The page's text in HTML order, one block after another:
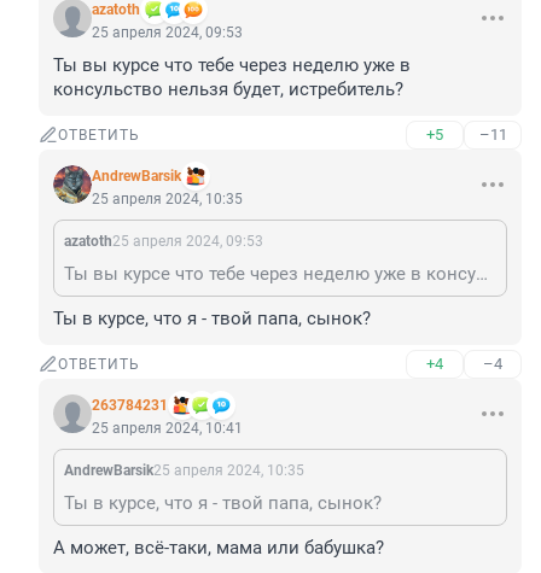
azatoth
25 апреля 2024, 09:53
Ты вы курсе что тебе через неделю уже в
консульство нельзя будет, истребитель?
ОТВЕТИТЬ +5 –11
AndrewBarsik
25 апреля 2024, 10:35
azatoth25 апреля 2024, 09:53
Ты вы курсе что тебе через неделю уже в консульство нельзя будет, истребитель?
Ты в курсе, что я - твой папа, сынок?
ОТВЕТИТЬ +4 –4
263784231
25 апреля 2024, 10:41
AndrewBarsik25 апреля 2024, 10:35
Ты в курсе, что я - твой папа, сынок?
А может, всë-таки, мама или бабушка?